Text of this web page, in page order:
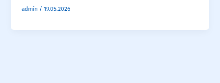
admin /19.05.2026